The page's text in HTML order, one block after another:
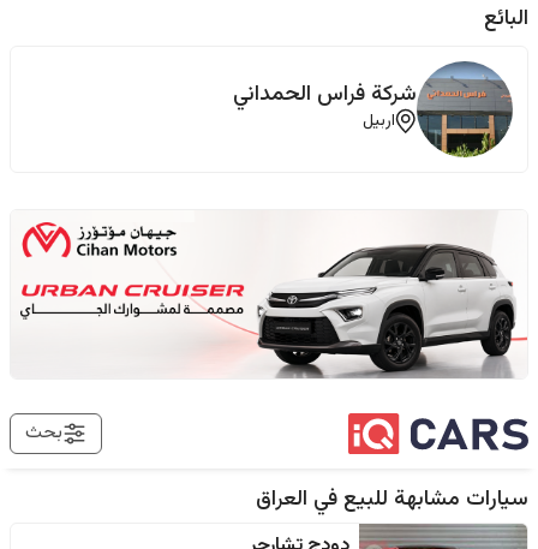
البائع
شركة ‏فراس ‏الحمداني
اربيل
بحث
سيارات مشابهة للبيع في العراق